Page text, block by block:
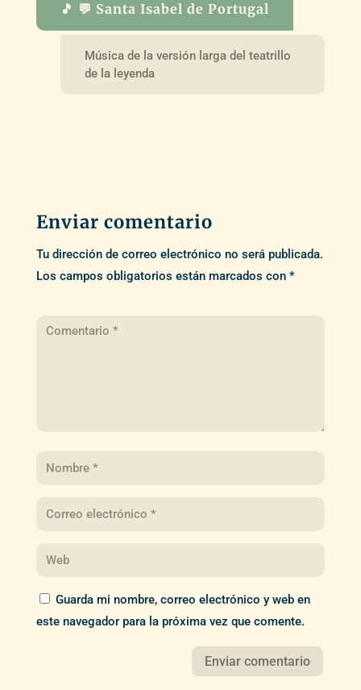
🎵 💬 Santa Isabel de Portugal
Música de la versión larga del teatrillo
de la leyenda
Enviar comentario
Tu dirección de correo electrónico no será publicada.
Los campos obligatorios están marcados con *
Guarda mi nombre, correo electrónico y web en
este navegador para la próxima vez que comente.